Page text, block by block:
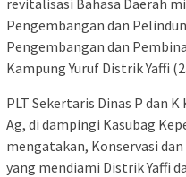
revitalisasi Bahasa Daerah
Pengembangan dan
Pengembangan dan
Kampung Yuruf Distrik Yaffi
PLT Sekertaris Dinas P dan
Ag, di dampingi Kasubag
mengatakan, Konservasi
yang mendiami Distrik Yaffi